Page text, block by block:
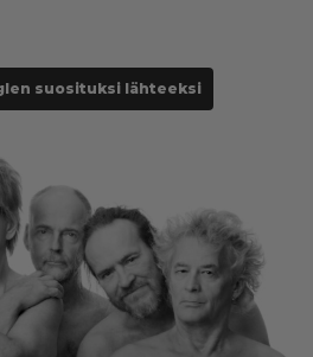
suosituksi lähteeksi